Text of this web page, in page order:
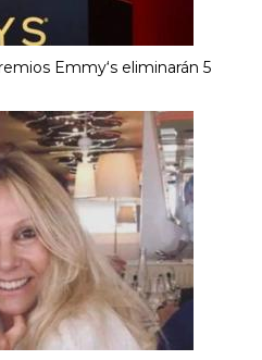
Emmy‘s eliminarán 5